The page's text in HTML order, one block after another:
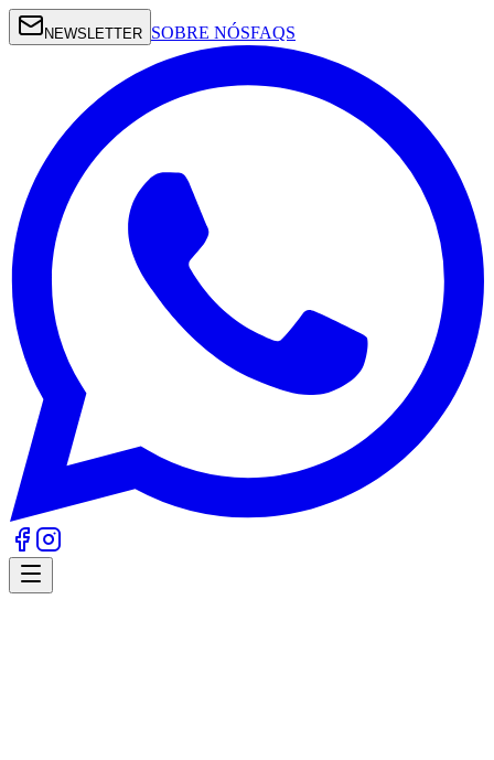
NEWSLETTER SOBRE NÓSFAQS